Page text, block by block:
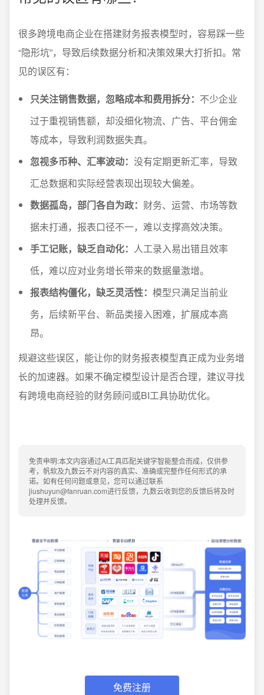
很多跨境电商企业在搭建财务报表模型时，容易踩一些
“隐形坑”，导致后续数据分析和决策效果大打折扣。常
见的误区有：
只关注销售数据，忽略成本和费用拆分： 不少企业
过于重视销售额，却没细化物流、广告、平台佣金
等成本，导致利润数据失真。
忽视多币种、汇率波动： 没有定期更新汇率，导致
汇总数据和实际经营表现出现较大偏差。
数据孤岛，部门各自为政： 财务、运营、市场等数
据未打通，报表口径不一，难以支撑高效决策。
手工记账，缺乏自动化： 人工录入易出错且效率
低，难以应对业务增长带来的数据量激增。
报表结构僵化，缺乏灵活性： 模型只满足当前业
务，后续新平台、新品类接入困难，扩展成本高
昂。
规避这些误区，能让你的财务报表模型真正成为业务增
长的加速器。如果不确定模型设计是否合理，建议寻找
有跨境电商经验的财务顾问或BI工具协助优化。
免责申明:本文内容通过AI工具匹配关键字智能整合而成，仅供参
考，帆软及九数云不对内容的真实、准确或完整作任何形式的承
诺。如有任何问题或意见，您可以通过联系
jiushuyun@fanruan.com进行反馈，九数云收到您的反馈后将及时
处理并反馈。
免费注册